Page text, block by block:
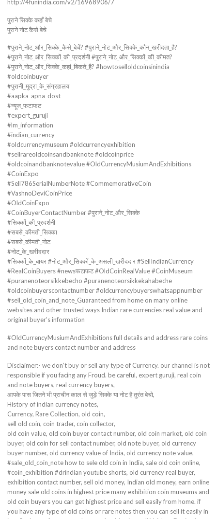
http://4funindia.com/v2/16968906/7
पुराने सिक्के कहाँ बेचे
पुराने नोट कैसे बेचे
#पुराने_नोट_और_सिक्के_कैसे_बेचें? #पुराने_नोट_और_सिक्के_कौन_खरीदता_है?
#पुराने_नोट_और_सिक्कों_की_प्रदर्शनी #पुराने_नोट_और_सिक्कों_की_कीमत?
#पुराने_नोट_और_सिक्के_कहां_बिकते_है? #howtoselloldcoinsinindia
#oldcoinbuyer
#पुरानी_मुद्रा_के_संग्रहालय
#aapka_apna_dost
#न्यूज_फटाफट
#expert_guruji
#lm_information
#indian_currency
#oldcurrencymuseum #oldcurrencyexhibition
#sellrareoldcoinsandbanknote #oldcoinprice
#oldcoinandbanknotevalue #OldCurrencyMusiumAndExhibitions
#CoinExpo
#Sell786SerialNumberNote #CommemorativeCoin
#VashnoDeviCoinPrice
#OldCoinExpo
#CoinBuyerContactNumber #पुराने_नोट_और_सिक्के
#सिक्कों_की_प्रदर्शनी
#सबसे_कीमती_सिक्का
#सबसे_कीमती_नोट
#नोट_के_खरीददार
#सिक्कों_के_बायर #नोट_और_सिक्कों_के_असली_खरीददार #SellIndianCurrency
#RealCoinBuyers #newsफटाफट #OldCoinRealValue #CoinMuseum
#puranenoteorsikkebecho #puranenoteorsikkekahabeche
#oldcoinbuyerscontactnumber #oldcurrencybuyerswhatsappnumber
#sell_old_coin_and_note_Guaranteed from home on many online
websites and other trusted ways Indian rare currencies real value and
original buyer’s information
#OldCurrencyMusiumAndExhibitions full details and address rare coins
and note buyers contact number and address
Disclaimer:- we don’t buy or sell any type of Currency. our channel is not
responsible if you facing any Froud. be careful, expert guruji, real coin
and note buyers, real currency buyers,
आपके पास जितने भी प्राचीन काल से जुड़े सिक्के या नोट है तुरंत बेचो,
History of indian currency notes,
Currency, Rare Collection, old coin,
sell old coin, coin trader, coin collector,
old coin value, old coin buyer contact number, old coin market, old coin
buyer, old coin for sell contact number, old note buyer, old currency
buyer number, old currency value of India, old currency note value,
#sale_old_coin_note how to sele old coin in India, sale old coin online,
#coin_exhibition #drindian youtube shorts, old currency real buyer,
exhibition contact number, sell old money, Indian old money, earn online
money sale old coins in highest price many exhibition coin museums and
old coin buyers you can get highest price and sell easily from home. if
you have any type of old coins or rare notes then you can sell it easily in